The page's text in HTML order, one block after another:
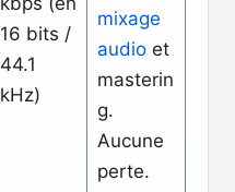
16 bits /
44.1
kHz)
mixage
audioet
masterin
g.
Aucune
perte.